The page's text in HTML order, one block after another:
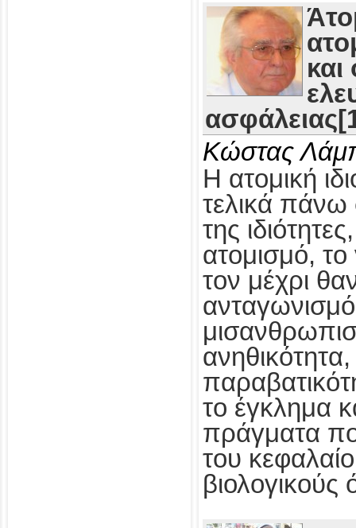
Κώστας
Η ατομική
τελικά πάνω
της
ατομισμό,
τον μέχρι
ανηθικότητα,
το έγκλημα
πράγματα
του
βιολογικούς